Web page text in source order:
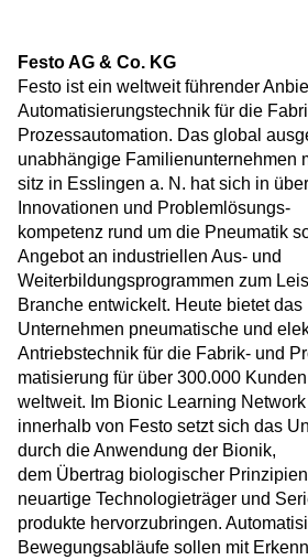
Festo AG & Co. KG
Festo ist ein weltweit führender
Automatisierungstechnik für die
Prozessautomation. Das global
unabhängige Familienunternehmen
sitz in Esslingen a. N. hat sich in
Innovationen und Problemlösungs-
kompetenz rund um die Pneumatik
Angebot an industriellen Aus- und
Weiterbildungsprogrammen zum
Branche entwickelt. Heute bietet das
Unternehmen pneumatische und
Antriebstechnik für die Fabrik- und
matisierung für über 300.000
weltweit. Im Bionic Learning Network
innerhalb von Festo setzt sich das
durch die Anwendung der Bionik,
dem Übertrag biologischer
neuartige Technologieträger und
produkte hervorzubringen.
Bewegungsabläufe sollen mit